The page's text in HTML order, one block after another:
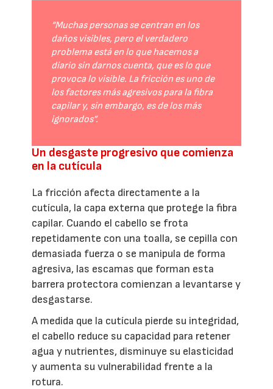
“Muchas personas se centran en los
daños visibles, pero el verdadero
problema está en lo que hacemos a
diario sin darnos cuenta, que es lo que
provoca lo visible. La fricción es uno de
los factores más agresivos para la fibra
capilar y, sin embargo, es de los más
ignorados”.
Un desgaste progresivo que comienza
en la cutícula
La fricción afecta directamente a la
cutícula, la capa externa que protege la fibra
capilar. Cuando el cabello se frota
repetidamente con una toalla, se cepilla con
demasiada fuerza o se manipula de forma
agresiva, las escamas que forman esta
barrera protectora comienzan a levantarse y
desgastarse.
A medida que la cutícula pierde su integridad,
el cabello reduce su capacidad para retener
agua y nutrientes, disminuye su elasticidad
y aumenta su vulnerabilidad frente a la
rotura.